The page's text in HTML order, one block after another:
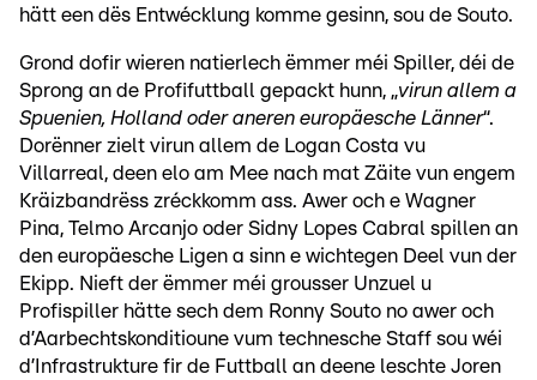
hätt een dës Entwécklung komme gesinn, sou de Souto.
Grond dofir wieren natierlech ëmmer méi Spiller, déi de
Sprong an de Profifuttball gepackt hunn, „virun allem a
Spuenien, Holland oder aneren europäesche Länner“.
Dorënner zielt virun allem de Logan Costa vu
Villarreal, deen elo am Mee nach mat Zäite vun engem
Kräizbandrëss zréckkomm ass. Awer och e Wagner
Pina, Telmo Arcanjo oder Sidny Lopes Cabral spillen an
den europäesche Ligen a sinn e wichtegen Deel vun der
Ekipp. Nieft der ëmmer méi grousser Unzuel u
Profispiller hätte sech dem Ronny Souto no awer och
d’Aarbechtskonditioune vum technesche Staff sou wéi
d’Infrastrukture fir de Futtball an deene leschte Joren